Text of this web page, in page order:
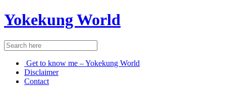
Yokekung World
Get to know me – Yokekung World
Disclaimer
Contact